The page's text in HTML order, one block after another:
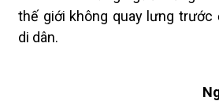
thế giới không quay lưng trước
di dân.